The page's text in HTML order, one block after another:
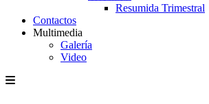
Resumida Trimestral
Contactos
Multimedia
Galería
Video